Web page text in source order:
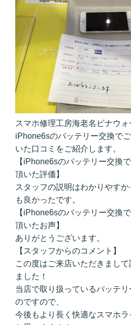
スマホ修理工房海老名ビナウォ
iPhone6sのバッテリー交換で
いた口コミをご紹介します。
【iPhone6sのバッテリー交換
頂いた評価】
スタッフの説明はわかりやす
も良かったです。
【iPhone6sのバッテリー交換
頂いたお声】
ありがとうございます。
【スタッフからのコメント】
この度はご来店いただきまし
ました！
当店で取り扱っているバッテ
のですので、
今後もより長く快適なスマホ